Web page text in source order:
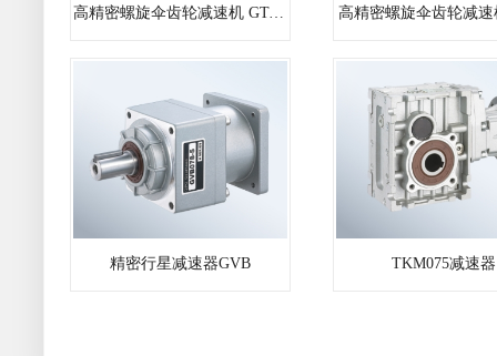
高精密螺旋伞齿轮减速机 GT-LM/R 高精密螺旋伞齿轮减速
精密行星减速器GVB TKM075减速器